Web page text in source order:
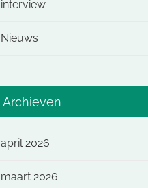
interview
Nieuws
Archieven
april 2026
maart 2026